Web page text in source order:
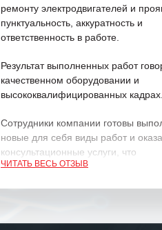
ремонту электродвигателей и
пунктуальность, аккуратность и
ответственность в работе.
Результат выполненных работ
качественном оборудовании и
высококвалифицированных кадрах.
Сотрудники компании готовы
новые для себя виды работ и
консультационные услуги, что
характеризует их как
ответственного и надежного
ЧИТАТЬ ВЕСЬ ОТЗЫВ